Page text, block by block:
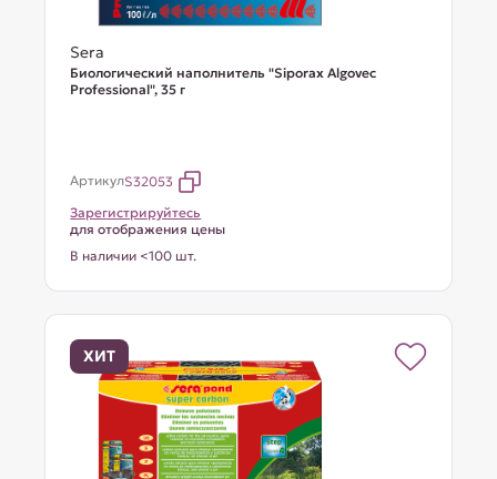
Sera
Биологический наполнитель "Siporax Algovec
Professional", 35 г
АртикулS32053
Зарегистрируйтесь
для отображения цены
В наличии <100 шт.
ХИТ